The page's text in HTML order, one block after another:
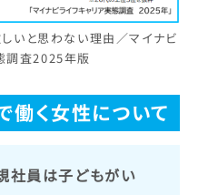
しいと思わない理由／マイナビ
調査2025年版
働く女性について
社員は子どもがい